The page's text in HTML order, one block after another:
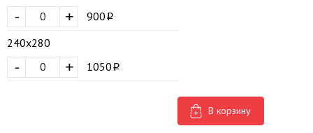
+
-
900
240х280
+
- 1050
В корзину